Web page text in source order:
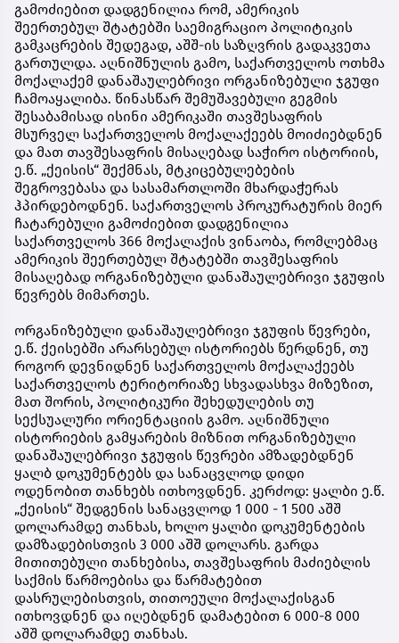
გამოძიებით დადგენილია რომ, ამერიკის
შეერთებულ შტატებში საემიგრაციო პოლიტიკის
გამკაცრების შედეგად, აშშ-ის საზღვრის გადაკვეთა
გართულდა. აღნიშნულის გამო, საქართველოს ოთხმა
მოქალაქემ დანაშაულებრივი ორგანიზებული ჯგუფი
ჩამოაყალიბა. წინასწარ შემუშავებული გეგმის
შესაბამისად ისინი ამერიკაში თავშესაფრის
მსურველ საქართველოს მოქალაქეებს მოიძიებდნენ
და მათ თავშესაფრის მისაღებად საჭირო ისტორიის,
ე.წ. „ქეისის“ შექმნას, მტკიცებულებების
შეგროვებასა და სასამართლოში მხარდაჭერას
ჰპირდებოდნენ. საქართველოს პროკურატურის მიერ
ჩატარებული გამოძიებით დადგენილია
საქართველოს 366 მოქალაქის ვინაობა, რომლებმაც
ამერიკის შეერთებულ შტატებში თავშესაფრის
მისაღებად ორგანიზებული დანაშაულებრივი ჯგუფის
წევრებს მიმართეს.
ორგანიზებული დანაშაულებრივი ჯგუფის წევრები,
ე.წ. ქეისებში არარსებულ ისტორიებს წერდნენ, თუ
როგორ დევნიდნენ საქართველოს მოქალაქეებს
საქართველოს ტერიტორიაზე სხვადასხვა მიზეზით,
მათ შორის, პოლიტიკური შეხედულების თუ
სექსუალური ორიენტაციის გამო. აღნიშნული
ისტორიების გამყარების მიზნით ორგანიზებული
დანაშაულებრივი ჯგუფის წევრები ამზადებდნენ
ყალბ დოკუმენტებს და სანაცვლოდ დიდი
ოდენობით თანხებს ითხოვდნენ. კერძოდ: ყალბი ე.წ.
„ქეისის“ შედგენის სანაცვლოდ 1 000 - 1 500 აშშ
დოლარამდე თანხას, ხოლო ყალბი დოკუმენტების
დამზადებისთვის 3 000 აშშ დოლარს. გარდა
მითითებული თანხებისა, თავშესაფრის მაძიებლის
საქმის წარმოებისა და წარმატებით
დასრულებისთვის, თითოეული მოქალაქისგან
ითხოვდნენ და იღებდნენ დამატებით 6 000-8 000
აშშ დოლარამდე თანხას.